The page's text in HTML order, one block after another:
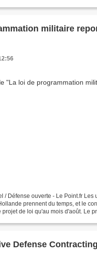
militaire
/ Défense ouverte - Le Point.fr Les
prennent du temps, et le
de loi qu'au mois d'août. Le
Defense